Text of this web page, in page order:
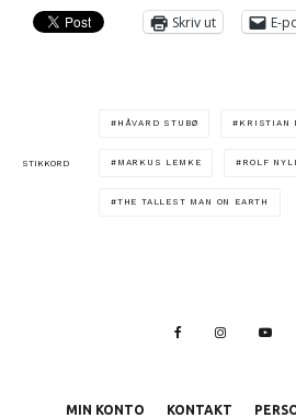
Skriv ut
E-
STIKKORD
HÅVARD STUBØ KRISTIAN
MARKUS LEMKE ROLF
THE TALLEST MAN ON EARTH
MIN KONTO KONTAKT